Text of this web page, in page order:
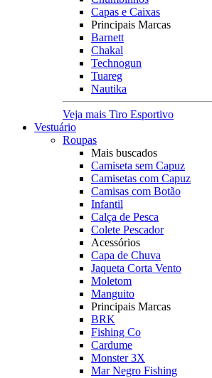
Capas e Caixas
Principais Marcas
Barnett
Chakal
Technogun
Tuareg
Nautika
Veja mais Tiro Esportivo
Vestuário
Roupas
Mais buscados
Camiseta sem Capuz
Camisetas com Capuz
Camisas com Botão
Infantil
Calça de Pesca
Colete Pescador
Acessórios
Capa de Chuva
Jaqueta Corta Vento
Moletom
Manguito
Principais Marcas
BRK
Fishing Co
Cardume
Monster 3X
Mar Negro Fishing